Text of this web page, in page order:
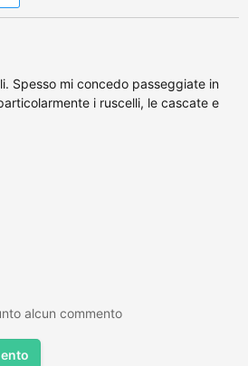
Spesso mi concedo passeggiate in
i ruscelli, le cascate e
alcun commento